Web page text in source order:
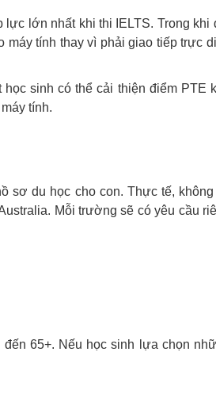
lớn nhất khi thi IELTS. Trong khi
tính thay vì phải giao tiếp trực
sinh có thể cải thiện điểm PTE
tính.
sơ du học cho con. Thực tế, không
Mỗi trường sẽ có yêu cầu
65+. Nếu học sinh lựa chọn